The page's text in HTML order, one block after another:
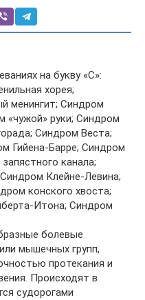
на букву «С»:
хорея;
менингит; Синдром
«чужой» руки; Синдром
Синдром Веста;
Гийена-Барре; Синдром
канала;
Клейне-Левина;
конского хвоста;
Итона; Синдром
болевые
мышечных групп,
протекания и
Происходят в
судорогами